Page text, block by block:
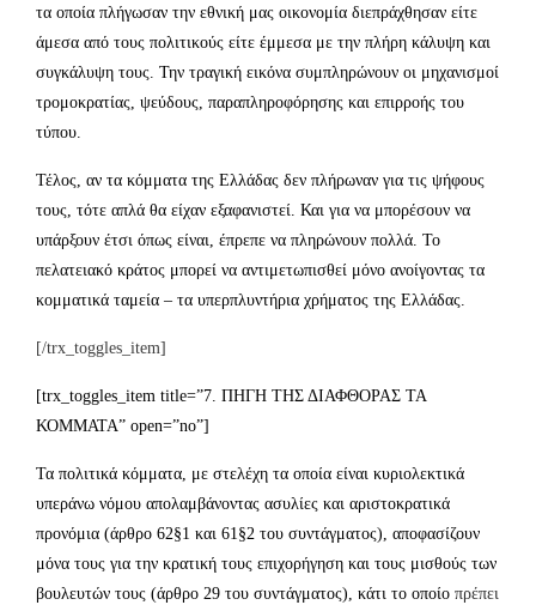
τα οποία πλήγωσαν την εθνική μας οικονομία διεπράχθησαν είτε
άμεσα από τους πολιτικούς είτε έμμεσα με την πλήρη κάλυψη και
συγκάλυψη τους. Την τραγική εικόνα συμπληρώνουν οι μηχανισμοί
τρομοκρατίας, ψεύδους, παραπληροφόρησης και επιρροής του
τύπου.
Τέλος, αν τα κόμματα της Ελλάδας δεν πλήρωναν για τις ψήφους
τους, τότε απλά θα είχαν εξαφανιστεί. Και για να μπορέσουν να
υπάρξουν έτσι όπως είναι, έπρεπε να πληρώνουν πολλά. Το
πελατειακό κράτος μπορεί να αντιμετωπισθεί μόνο ανοίγοντας τα
κομματικά ταμεία – τα υπερπλυντήρια χρήματος της Ελλάδας.
[/trx_toggles_item]
[trx_toggles_item title=”7. ΠΗΓΗ ΤΗΣ ΔΙΑΦΘΟΡΑΣ ΤΑ
ΚΟΜΜΑΤΑ” open=”no”]
Τα πολιτικά κόμματα, με στελέχη τα οποία είναι κυριολεκτικά
υπεράνω νόμου απολαμβάνοντας ασυλίες και αριστοκρατικά
προνόμια (άρθρο 62§1 και 61§2 του συντάγματος), αποφασίζουν
μόνα τους για την κρατική τους επιχορήγηση και τους μισθούς των
βουλευτών τους (άρθρο 29 του συντάγματος), κάτι το οποίο πρέπει